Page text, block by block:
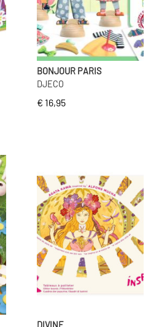
BONJOUR PARIS
DJECO
€ 16,95
DIVINE